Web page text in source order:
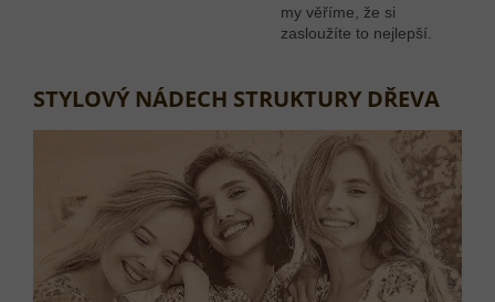
my věříme, že si
zasloužíte to nejlepší.
STYLOVÝ NÁDECH STRUKTURY DŘEVA